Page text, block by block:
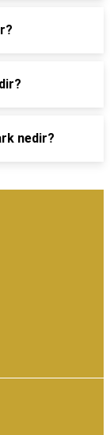
nedir?